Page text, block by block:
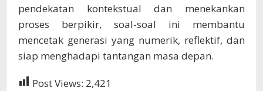
pendekatan kontekstual dan menekankan
proses berpikir, soal-soal ini membantu
mencetak generasi yang numerik, reflektif, dan
siap menghadapi tantangan masa depan.
Post Views: 2,421